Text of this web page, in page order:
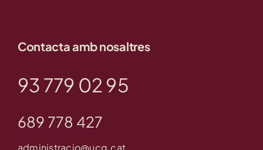
Contacta amb nosaltres
93 779 02 95
689 778 427